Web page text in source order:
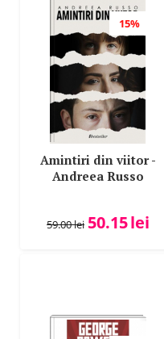
15%
Amintiri din viitor -
Andreea Russo
59.00lei 50.15lei